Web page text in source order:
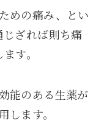
めの痛み、とい
ざれば則ち痛
す。
能のある生薬が
ます。